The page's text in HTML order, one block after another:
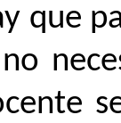
que